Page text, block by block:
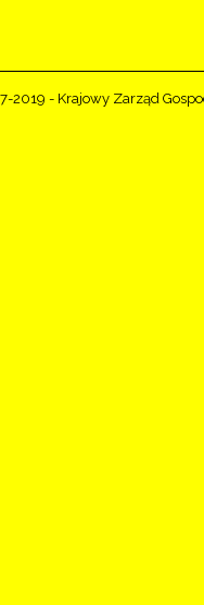
2019 - Krajowy Zarząd